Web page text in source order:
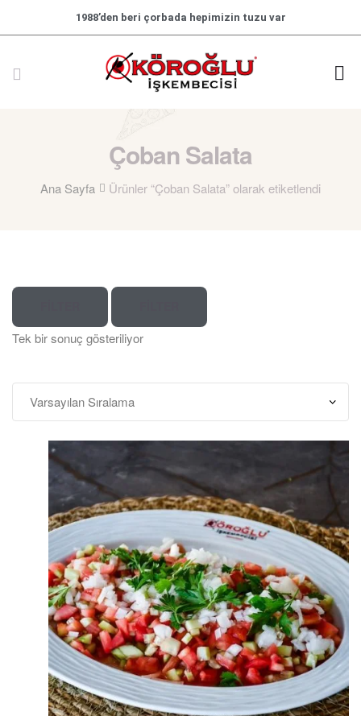
1988’den beri çorbada hepimizin tuzu var
Çoban Salata
Ana Sayfa Ürünler “Çoban Salata” olarak etiketlendi
Tek bir sonuç gösteriliyor